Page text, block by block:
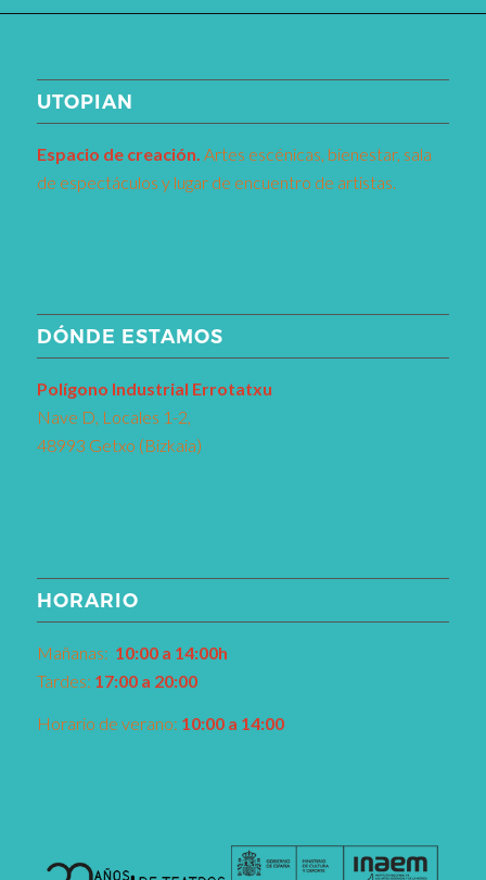
UTOPIAN
Espacio de creación. Artes escénicas, bienestar, sala
de espectáculos y lugar de encuentro de artistas.
DÓNDE ESTAMOS
Polígono Industrial Errotatxu
Nave D, Locales 1-2,
48993 Getxo (Bizkaia)
HORARIO
Mañanas: 10:00 a 14:00h
Tardes: 17:00 a 20:00
Horario de verano: 10:00 a 14:00